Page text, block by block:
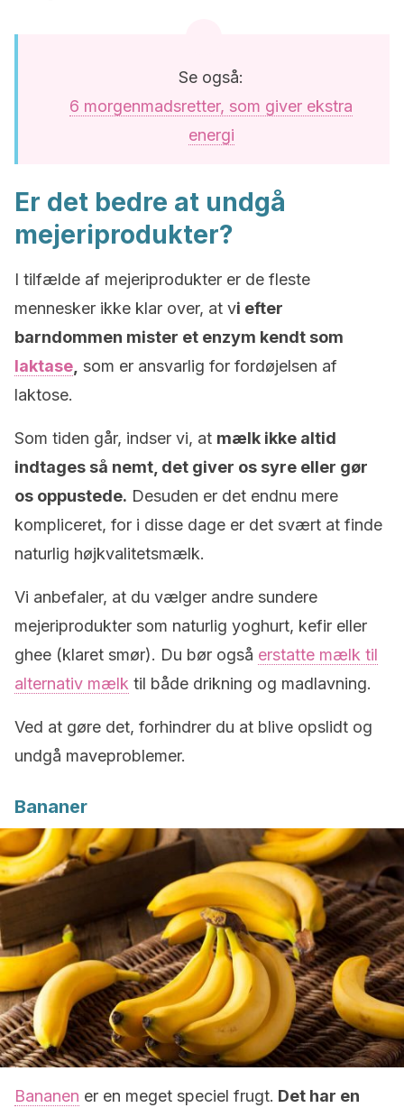
Se også:
6 morgenmadsretter, som giver ekstra
energi
Er det bedre at undgå
mejeriprodukter?
I tilfælde af mejeriprodukter er de fleste
mennesker ikke klar over, at vi efter
barndommen mister et enzym kendt som
laktase som er ansvarlig for fordøjelsen af ​​
laktose.
Som tiden går, indser vi, at mælk ikke altid
indtages så nemt, det giver os syre eller gør
os oppustede. Desuden er det endnu mere
kompliceret, for i disse dage er det svært at finde
naturlig højkvalitetsmælk.
Vi anbefaler, at du vælger andre sundere
mejeriprodukter som naturlig yoghurt, kefir eller
ghee (klaret smør). Du bør også erstatte mælk til
alternativ mælk til både drikning og madlavning.
Ved at gøre det, forhindrer du at blive opslidt og
undgå maveproblemer.
Bananer
Bananen er en meget speciel frugt. Det har en